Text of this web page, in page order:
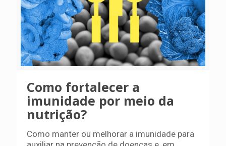
Como fortalecer a
imunidade por meio da
nutrição?
Como manter ou melhorar a imunidade para